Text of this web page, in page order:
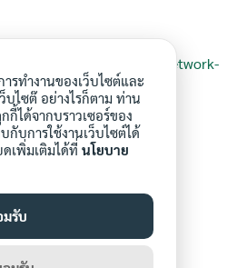
news/network-
team-up-to-grow-a-new-
รทำงานของเว็บไซต์และ
บไซต๊ อย่างไรก็ตาม ท่าน
กี้ได้จากบราวเซอร์ของ
บการใช้งานเว็บไซต์ได้
เพิ่มเติมได้ที่ นโยบาย
รับ